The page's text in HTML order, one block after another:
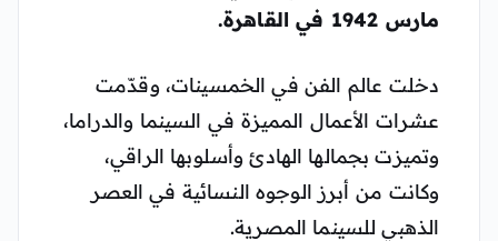
مارس 1942 في القاهرة.
دخلت عالم الفن في الخمسينات، وقدّمت
عشرات الأعمال المميزة في السينما والدراما،
وتميزت بجمالها الهادئ وأسلوبها الراقي،
وكانت من أبرز الوجوه النسائية في العصر
الذهبي للسينما المصرية.